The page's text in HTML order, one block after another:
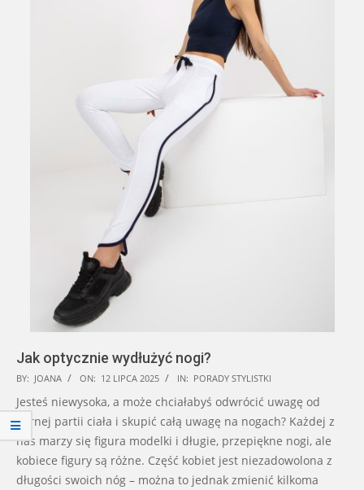
Jak optycznie wydłużyć nogi?
2025-
07-
12
BY: JOANA ON: 12 LIPCA 2025 IN: PORADY STYLISTKI
Jesteś niewysoka, a może chciałabyś odwrócić uwagę od
górnej partii ciała i skupić całą uwagę na nogach? Każdej z
nas marzy się figura modelki i długie, przepiękne nogi, ale
kobiece figury są różne. Część kobiet jest niezadowolona z
długości swoich nóg – można to jednak zmienić kilkoma